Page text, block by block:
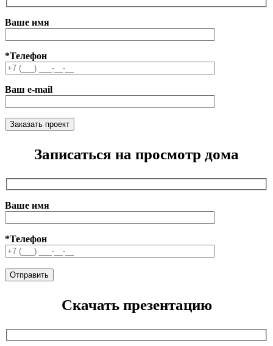
Ваше имя
*Телефон
Ваш e-mail
Записаться на просмотр дома
Ваше имя
*Телефон
Скачать презентацию